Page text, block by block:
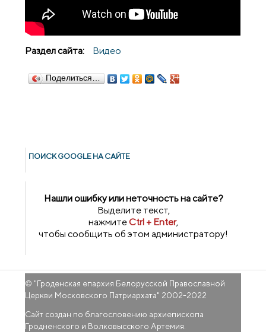
Раздел сайта: Видео
Поделиться…
ПОИСК GOОGLE НА САЙТЕ
Нашли ошибку или неточность на сайте?
Выделите текст,
нажмитеCtrl + Enter,
чтобы сообщить об этом администратору!
© "Гроденская епархия Белорусской Православной
Церкви Московского Патриархата" 2002-2022
Сайт создан по благословению архиепископа
Гродненского и Волковысского Артемия.